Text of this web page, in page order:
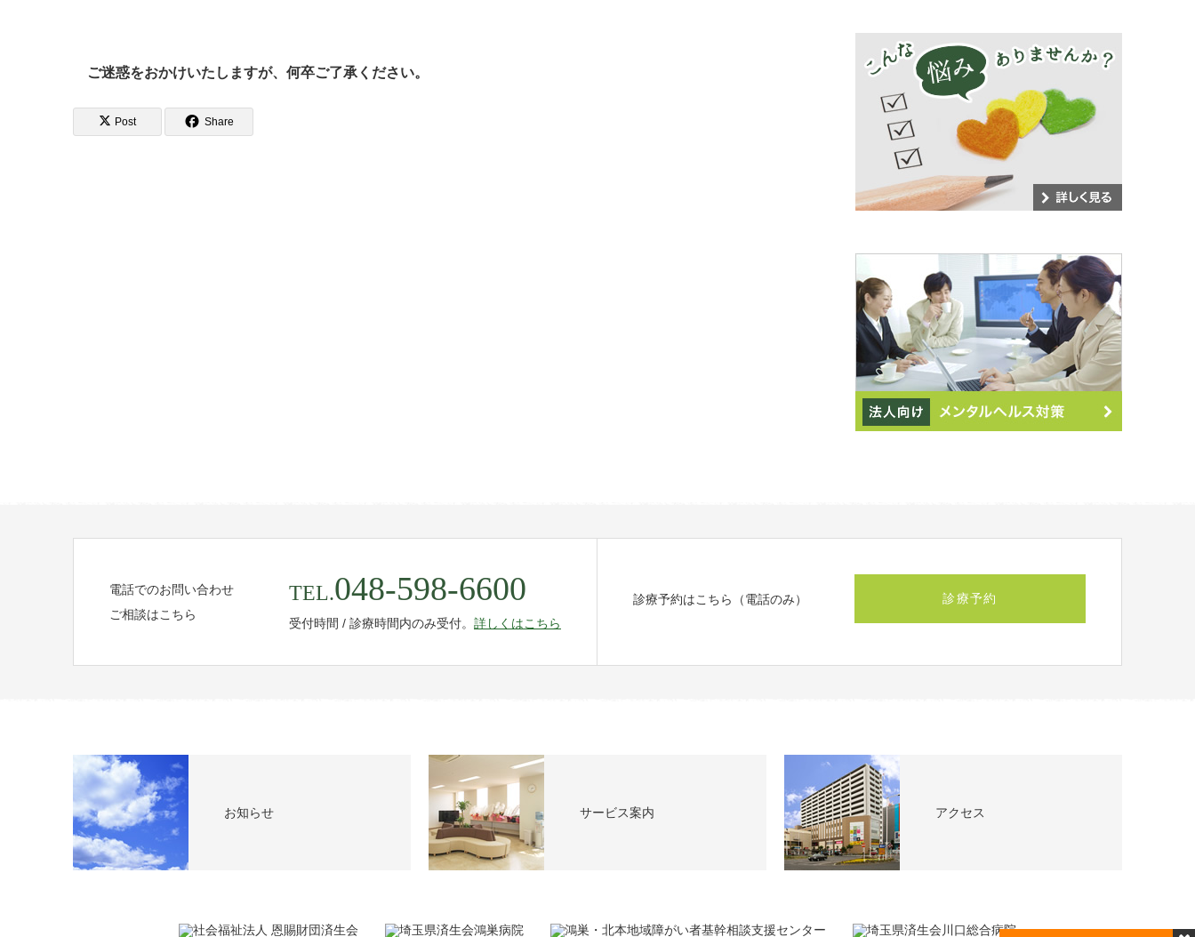
ご迷惑をおかけいたしますが、何卒ご了承ください。
Post Share
電話でのお問い合わせ
ご相談はこちら
TEL.048-598-6600
受付時間 / 診療時間内のみ受付。 詳しくはこちら
診療予約はこちら（電話のみ） 診療予約
お知らせ サービス案内 アクセス